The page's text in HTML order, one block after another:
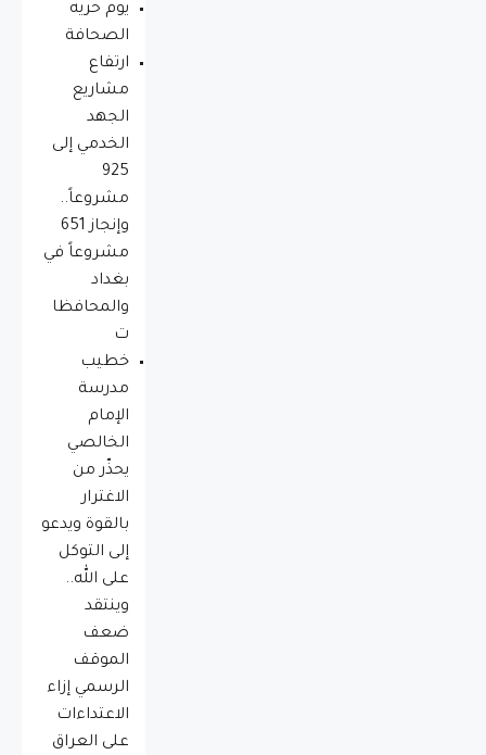
يوم حريه
الصحافة
ارتفاع
مشاريع
الجهد
الخدمي إلى
925
مشروعاً..
وإنجاز 651
مشروعاً في
بغداد
والمحافظا
ت
خطيب
مدرسة
الإمام
الخالصي
يحذّر من
الاغترار
بالقوة ويدعو
إلى التوكل
على الله..
وينتقد
ضعف
الموقف
الرسمي إزاء
الاعتداءات
على العراق